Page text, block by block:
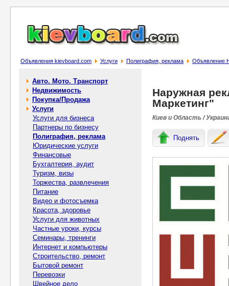
Объявления kievboard.com Услуги Полиграфия, реклама Объявление
Авто. Мото. Транспорт
Недвижимость
Покупка/Продажа
Услуги
Услуги для бизнеса
Партнеры по бизнесу
Полиграфия, реклама
Юридические услуги
Финансовые
Бухгалтерия, аудит
Туризм, визы
Торжества, развлечения
Питание
Видео и фотосъемка
Красота, здоровье
Услуги для животных
Частные уроки, курсы
Семинары, тренинги
Интернет и компьютеры
Строительство, ремонт
Бытовой ремонт
Перевозки
Швейное дело
Наружная
Маркетинг"
Киев и Область /
Поднять